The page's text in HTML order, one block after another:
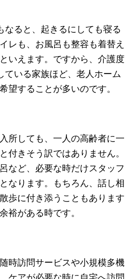
なると、起きるにしても寝る
レも、お風呂も整容も着替え
いえます。ですから、介護度
ている家族ほど、老人ホーム
望することが多いのです。
所しても、一人の高齢者に一
付きそう訳ではありません。
など、必要な時だけスタッフ
なります。もちろん、話し相
歩に付き添うこともあります
裕がある時です。
時訪問サービスや小規模多機